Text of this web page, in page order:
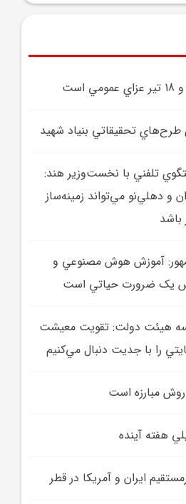
تلفني با نخست‌وزير هند:
و دهلي‌نو مي‌تواند زمينه‌ساز
آموزش هوش مصنوعي و
يک ضرورت حياتي است
هيئت دولت: تقويت معيشت
را با جديت دنبال مي‌کنيم
روش مبارزه است
هفته آينده
ايران و آمريکا در قطر